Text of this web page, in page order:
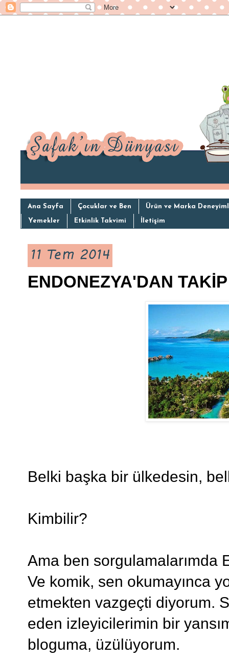
Ana Sayfa Çocuklar ve Ben Ürün ve Marka
Yemekler Etkinlik Takvimi İletişim
11 Tem 2014
ENDONEZYA'DAN
Belki başka bir ülkedesin,
Kimbilir?
Ama ben sorgulamalarımda
Ve komik, sen okumayınca
etmekten vazgeçti diyorum.
eden izleyicilerimin bir
bloguma, üzülüyorum.